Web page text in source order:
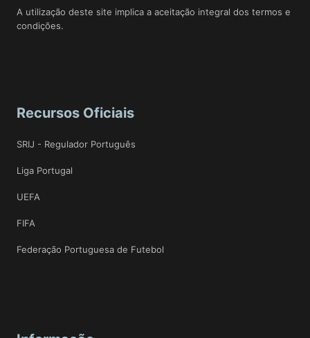
A utilização deste site implica a aceitação integral dos termos e
condições.
Recursos Oficiais
SRIJ - Regulador Português
Liga Portugal
UEFA
FIFA
Federação Portuguesa de Futebol